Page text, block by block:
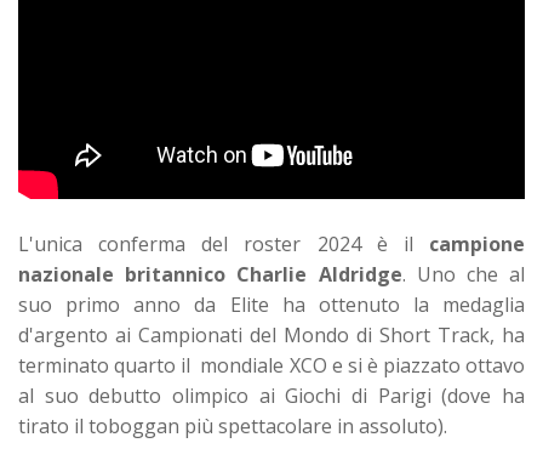
L'unica conferma del roster 2024 è il campione
nazionale britannico Charlie Aldridge. Uno che al
suo primo anno da Elite ha ottenuto la medaglia
d'argento ai Campionati del Mondo di Short Track, ha
terminato quarto il mondiale XCO e si è piazzato ottavo
al suo debutto olimpico ai Giochi di Parigi (dove ha
tirato il toboggan più spettacolare in assoluto).